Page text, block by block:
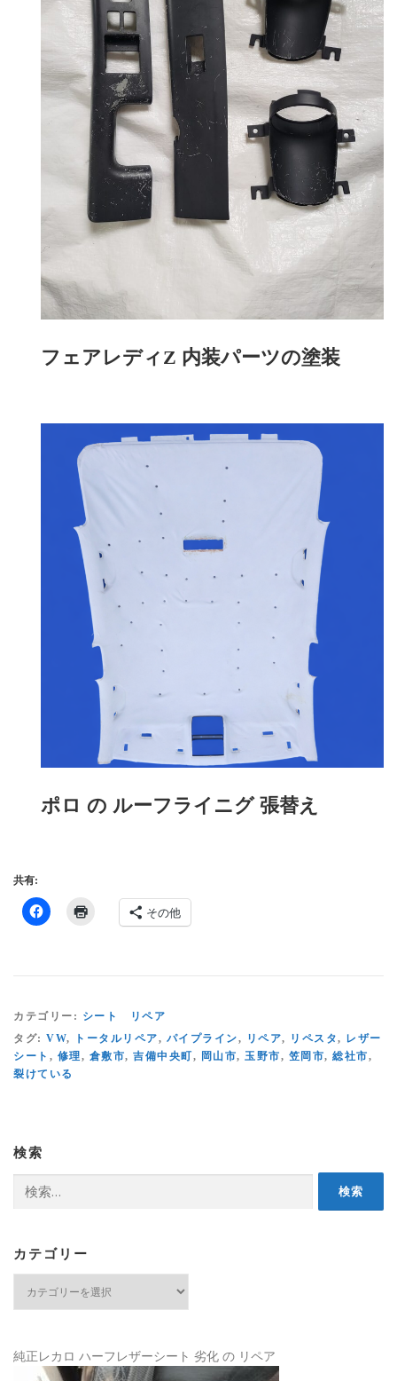
フェアレディZ 内装パーツの塗装
ポロ の ルーフライニグ 張替え
共有:
その他
カテゴリー: シート リペア
タグ: VW, トータルリペア, パイプライン, リペア, リペスタ, レザー
シート , 修理, 倉敷市, 吉備中央町, 岡山市, 玉野市, 笠岡市, 総社市,
裂けている
検索
索:
カテゴリー
ー
純正レカロ ハーフレザーシート 劣化 の リペア